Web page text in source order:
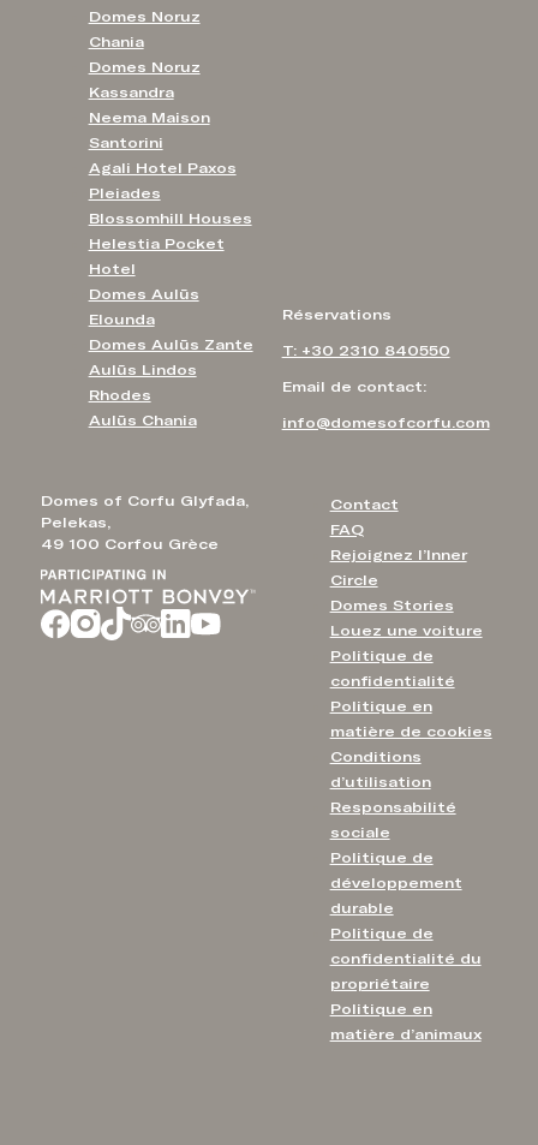
Domes of Corfu Glyfada,
Pelekas,
49 100 Corfou Grèce
Contact
FAQ
Rejoignez l’Inner
Circle
Domes Stories
Louez une voiture
Politique de
confidentialité
Politique en
matière de cookies
Conditions
d’utilisation
Responsabilité
sociale
Politique de
développement
durable
Politique de
confidentialité du
propriétaire
Politique en
matière d’animaux
Réservations
T: +30 2310 840550
Email de contact:
info@domesofcorfu.com
Domes Noruz
Chania
Domes Noruz
Kassandra
Neema Maison
Santorini
Agali Hotel Paxos
Pleiades
Blossomhill Houses
Helestia Pocket
Hotel
Domes Aulūs
Elounda
Domes Aulūs Zante
Aulūs Lindos
Rhodes
Aulūs Chania